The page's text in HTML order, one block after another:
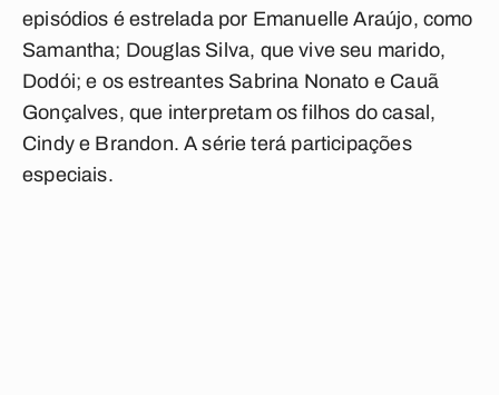
episódios é estrelada por Emanuelle Araújo, como
Samantha; Douglas Silva, que vive seu marido,
Dodói; e os estreantes Sabrina Nonato e Cauã
Gonçalves, que interpretam os filhos do casal,
Cindy e Brandon. A série terá participações
especiais.